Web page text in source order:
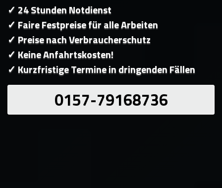
✓ 24 Stunden Notdienst
✓ Faire Festpreise für alle Arbeiten
✓ Preise nach Verbraucherschutz
✓ Keine Anfahrtskosten!
✓ Kurzfristige Termine in dringenden Fällen
0157-79168736